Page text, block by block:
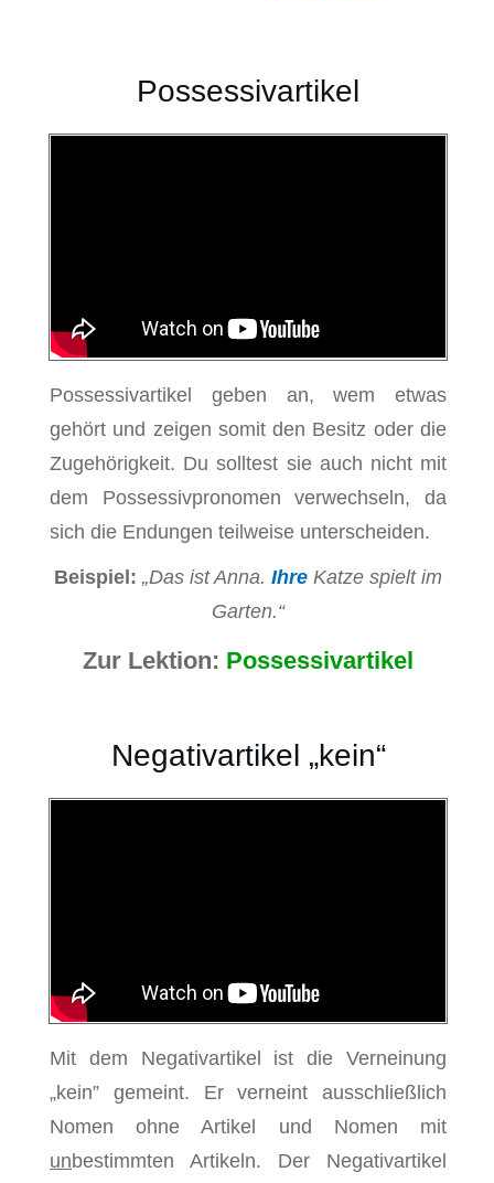
Possessivartikel
Possessivartikel geben an, wem etwas
gehört und zeigen somit den Besitz oder die
Zugehörigkeit. Du solltest sie auch nicht mit
dem Possessivpronomen verwechseln, da
sich die Endungen teilweise unterscheiden.
Beispiel: „Das ist Anna. Ihre Katze spielt im
Garten.“
Zur Lektion: Possessivartikel
Negativartikel „kein“
Mit dem Negativartikel ist die Verneinung
„kein” gemeint. Er verneint ausschließlich
Nomen ohne Artikel und Nomen mit
unbestimmten Artikeln. Der Negativartikel